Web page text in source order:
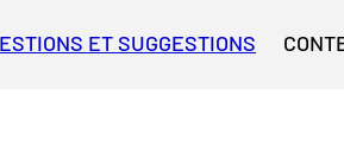
ET SUGGESTIONS